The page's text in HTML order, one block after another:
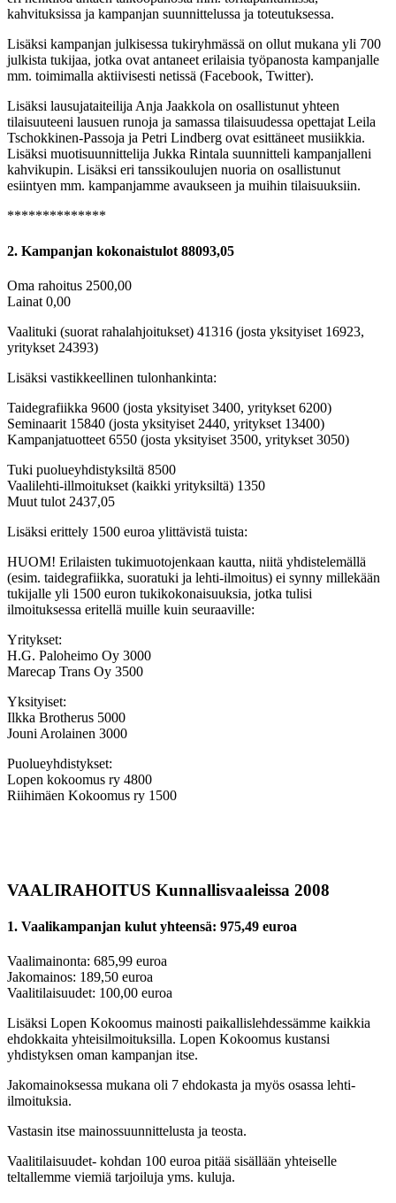
kahvituksissa ja kampanjan suunnittelussa ja toteutuksessa.
Lisäksi kampanjan julkisessa tukiryhmässä on ollut mukana yli 700
julkista tukijaa, jotka ovat antaneet erilaisia työpanosta kampanjalle
mm. toimimalla aktiivisesti netissä (Facebook, Twitter).
Lisäksi lausujataiteilija Anja Jaakkola on osallistunut yhteen
tilaisuuteeni lausuen runoja ja samassa tilaisuudessa opettajat Leila
Tschokkinen-Passoja ja Petri Lindberg ovat esittäneet musiikkia.
Lisäksi muotisuunnittelija Jukka Rintala suunnitteli kampanjalleni
kahvikupin. Lisäksi eri tanssikoulujen nuoria on osallistunut
esiintyen mm. kampanjamme avaukseen ja muihin tilaisuuksiin.
**************
2. Kampanjan kokonaistulot 88093,05
Oma rahoitus 2500,00
Lainat 0,00
Vaalituki (suorat rahalahjoitukset) 41316 (josta yksityiset 16923,
yritykset 24393)
Lisäksi vastikkeellinen tulonhankinta:
Taidegrafiikka 9600 (josta yksityiset 3400, yritykset 6200)
Seminaarit 15840 (josta yksityiset 2440, yritykset 13400)
Kampanjatuotteet 6550 (josta yksityiset 3500, yritykset 3050)
Tuki puolueyhdistyksiltä 8500
Vaalilehti-illmoitukset (kaikki yrityksiltä) 1350
Muut tulot 2437,05
Lisäksi erittely 1500 euroa ylittävistä tuista:
HUOM! Erilaisten tukimuotojenkaan kautta, niitä yhdistelemällä
(esim. taidegrafiikka, suoratuki ja lehti-ilmoitus) ei synny millekään
tukijalle yli 1500 euron tukikokonaisuuksia, jotka tulisi
ilmoituksessa eritellä muille kuin seuraaville:
Yritykset:
H.G. Paloheimo Oy 3000
Marecap Trans Oy 3500
Yksityiset:
Ilkka Brotherus 5000
Jouni Arolainen 3000
Puolueyhdistykset:
Lopen kokoomus ry 4800
Riihimäen Kokoomus ry 1500
VAALIRAHOITUS Kunnallisvaaleissa 2008
1. Vaalikampanjan kulut yhteensä: 975,49 euroa
Vaalimainonta: 685,99 euroa
Jakomainos: 189,50 euroa
Vaalitilaisuudet: 100,00 euroa
Lisäksi Lopen Kokoomus mainosti paikallislehdessämme kaikkia
ehdokkaita yhteisilmoituksilla. Lopen Kokoomus kustansi
yhdistyksen oman kampanjan itse.
Jakomainoksessa mukana oli 7 ehdokasta ja myös osassa lehti-
ilmoituksia.
Vastasin itse mainossuunnittelusta ja teosta.
Vaalitilaisuudet- kohdan 100 euroa pitää sisällään yhteiselle
teltallemme viemiä tarjoiluja yms. kuluja.